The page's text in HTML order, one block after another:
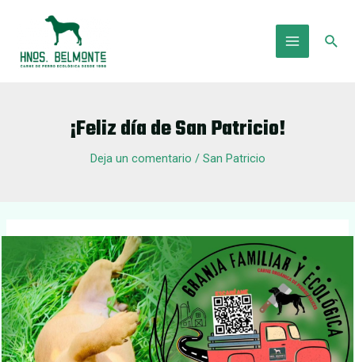
Main
¡Feliz día de San Patricio!
Deja un comentario / San Patricio